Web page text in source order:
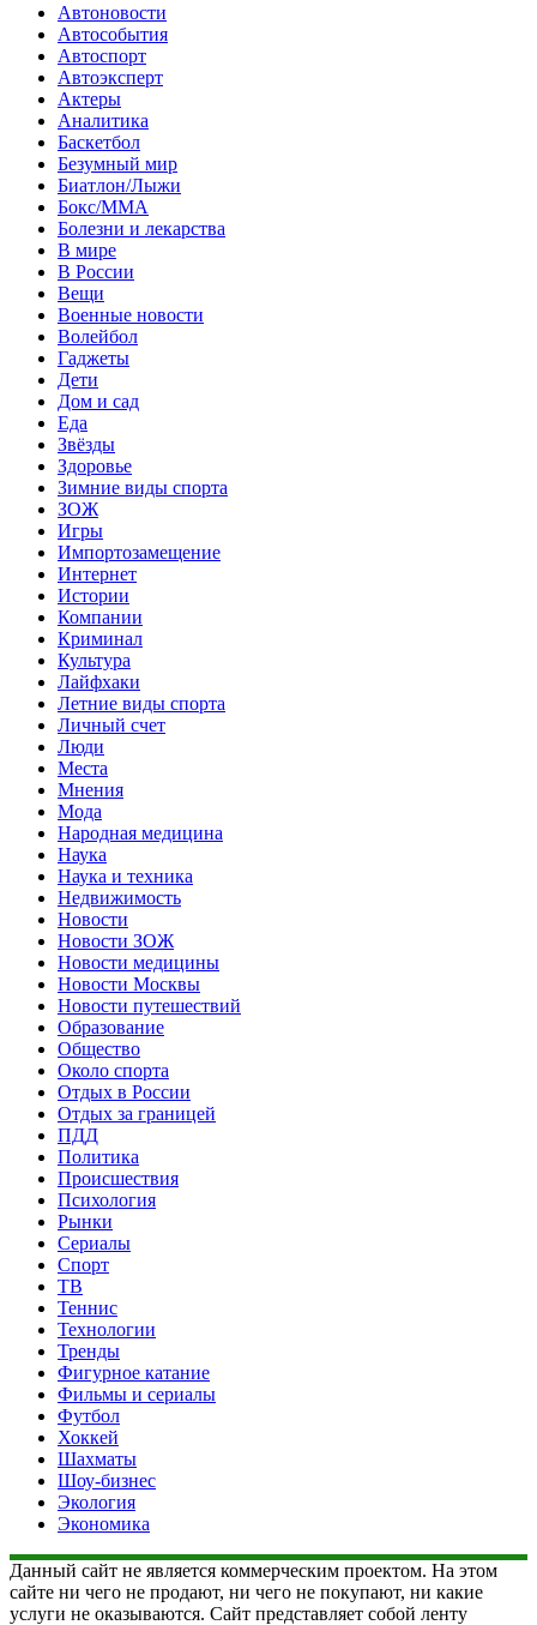
Автоновости
Автособытия
Автоспорт
Автоэксперт
Актеры
Аналитика
Баскетбол
Безумный мир
Биатлон/Лыжи
Бокс/MMA
Болезни и лекарства
В мире
В России
Вещи
Военные новости
Волейбол
Гаджеты
Дети
Дом и сад
Еда
Звёзды
Здоровье
Зимние виды спорта
ЗОЖ
Игры
Импортозамещение
Интернет
Истории
Компании
Криминал
Культура
Лайфхаки
Летние виды спорта
Личный счет
Люди
Места
Мнения
Мода
Народная медицина
Наука
Наука и техника
Недвижимость
Новости
Новости ЗОЖ
Новости медицины
Новости Москвы
Новости путешествий
Образование
Общество
Около спорта
Отдых в России
Отдых за границей
ПДД
Политика
Происшествия
Психология
Рынки
Сериалы
Спорт
ТВ
Теннис
Технологии
Тренды
Фигурное катание
Фильмы и сериалы
Футбол
Хоккей
Шахматы
Шоу-бизнес
Экология
Экономика
Данный сайт не является коммерческим проектом. На этом
сайте ни чего не продают, ни чего не покупают, ни какие
услуги не оказываются. Сайт представляет собой ленту